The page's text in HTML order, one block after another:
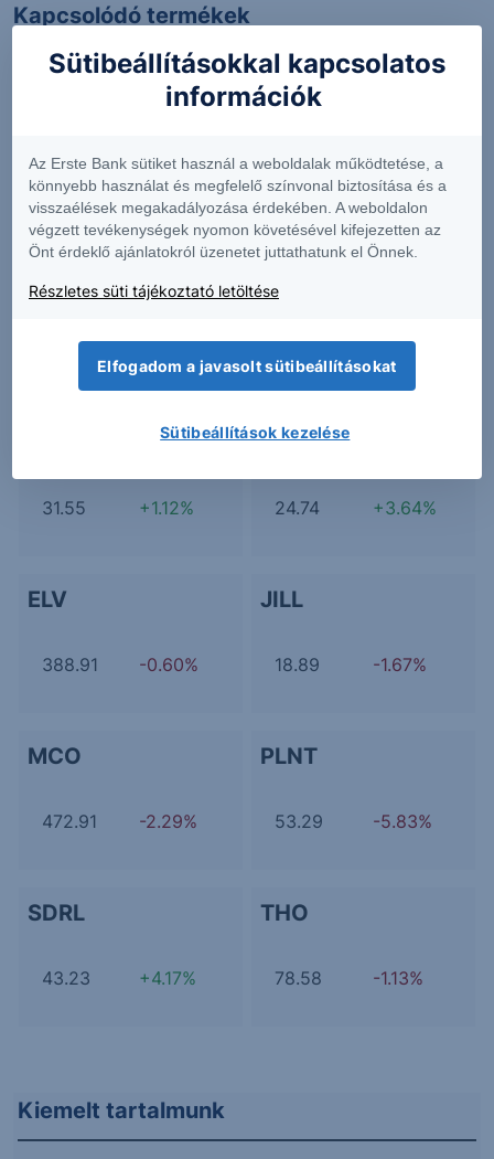
Kapcsolódó termékek
127.66 -1.60% 22.2894 +0.40%
BTI
58.78
CALX
-1.74%
31.55 +1.12%
DXYZ
24.74 +3.64%
ELV
388.91 -0.60%
JILL
18.89 -1.67%
MCO
472.91 -2.29%
PLNT
53.29 -5.83%
SDRL
43.23 +4.17%
THO
78.58 -1.13%
Kiemelt tartalmunk
Sütibeállításokkal kapcsolatos
információk
Az Erste Bank sütiket használ a weboldalak működtetése, a
könnyebb használat és megfelelő színvonal biztosítása és a
visszaélések megakadályozása érdekében. A weboldalon
végzett tevékenységek nyomon követésével kifejezetten az
Önt érdeklő ajánlatokról üzenetet juttathatunk el Önnek.
Részletes süti tájékoztató letöltése
Elfogadom a javasolt sütibeállításokat
Sütibeállítások kezelése